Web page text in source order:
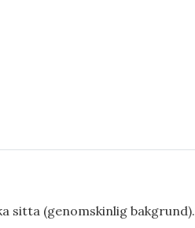
sitta (genomskinlig bakgrund).